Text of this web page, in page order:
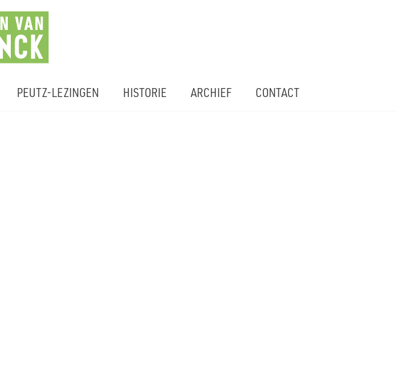
PEUTZ-LEZINGEN HISTORIE ARCHIEF CONTACT